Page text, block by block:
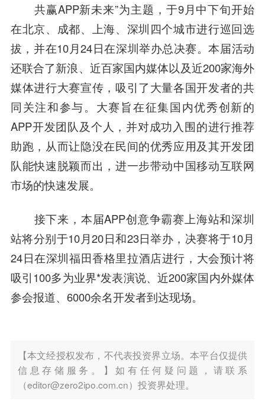
共赢APP新未来”为主题，于9月中下旬开始
在北京、成都、上海、深圳四个城市进行巡回选
拔，并在10月24日在深圳举办总决赛。本届活动
还联合了新浪、近百家国内媒体以及近200家海外
媒体进行大赛宣传，吸引了大量各国开发者的共
同关注和参与。大赛旨在征集国内优秀创新的
APP开发团队及个人，并对成功入围的进行推荐
助跑，从而让隐没在民间的优秀应用及其开发团
队能快速脱颖而出，进一步带动中国移动互联网
市场的快速发展。
接下来，本届APP创意争霸赛上海站和深圳
站将分别于10月20日和23日举办，决赛将于10月
24日在深圳福田香格里拉酒店进行，大会预计将
吸引100多为业界*发表演说、近200家国内外媒体
参会报道、6000余名开发者到达现场。
【本文经授权发布，不代表投资界立场。本平台仅提供
信息存储服务。】如有任何疑问题，请联系
（editor@zero2ipo.com.cn）投资界处理。